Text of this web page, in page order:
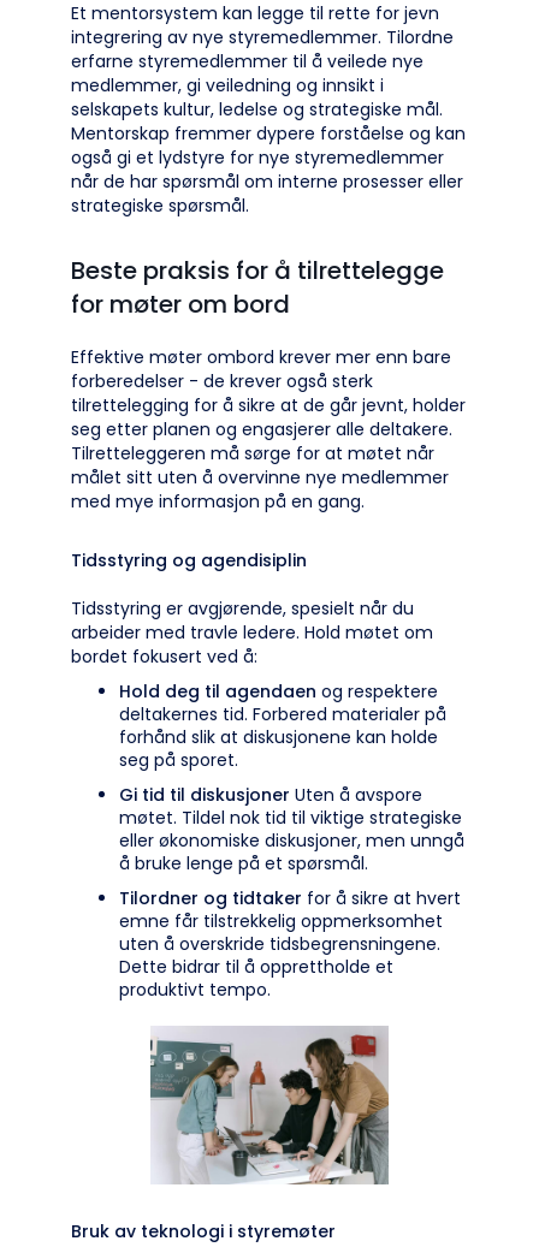
Et mentorsystem kan legge til rette for jevn
integrering av nye styremedlemmer. Tilordne
erfarne styremedlemmer til å veilede nye
medlemmer, gi veiledning og innsikt i
selskapets kultur, ledelse og strategiske mål.
Mentorskap fremmer dypere forståelse og kan
også gi et lydstyre for nye styremedlemmer
når de har spørsmål om interne prosesser eller
strategiske spørsmål.
Beste praksis for å tilrettelegge
for møter om bord
Effektive møter ombord krever mer enn bare
forberedelser - de krever også sterk
tilrettelegging for å sikre at de går jevnt, holder
seg etter planen og engasjerer alle deltakere.
Tilretteleggeren må sørge for at møtet når
målet sitt uten å overvinne nye medlemmer
med mye informasjon på en gang.
Tidsstyring og agendisiplin
Tidsstyring er avgjørende, spesielt når du
arbeider med travle ledere. Hold møtet om
bordet fokusert ved å:
Hold deg til agendaen og respektere
deltakernes tid. Forbered materialer på
forhånd slik at diskusjonene kan holde
seg på sporet.
Gi tid til diskusjoner Uten å avspore
møtet. Tildel nok tid til viktige strategiske
eller økonomiske diskusjoner, men unngå
å bruke lenge på et spørsmål.
Tilordner og tidtaker for å sikre at hvert
emne får tilstrekkelig oppmerksomhet
uten å overskride tidsbegrensningene.
Dette bidrar til å opprettholde et
produktivt tempo.
Bruk av teknologi i styremøter